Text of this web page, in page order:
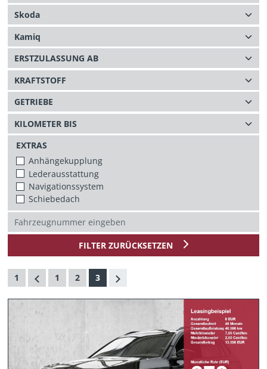
EXTRAS
Anhängekupplung
Lederausstattung
Navigationssystem
Schiebedach
FILTER ZURÜCKSETZEN
1 1 2 3